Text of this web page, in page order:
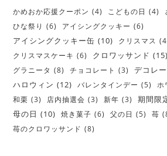
かめおか応援クーポン (4) こどもの日 (4)
ひな祭り (6) アイシングクッキー (6)
アイシングクッキー缶 (10) クリスマス
クリスマスケーキ (6) クロワッサンド (15)
グラニータ (8) チョコレート (3) デコレ
ハロウィン (12) バレンタインデー (5) ホ
和栗 (3) 店内抽選会 (3) 新年 (3) 期間限
母の日 (10) 焼き菓子 (6) 父の日 (5) 苺
苺のクロワッサンド (8)